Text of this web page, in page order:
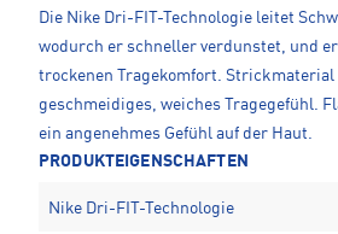
Die Nike Dri-FIT-Technologie leitet
wodurch er schneller verdunstet, und
trockenen Tragekomfort.
geschmeidiges, weiches Tragegefühl.
ein angenehmes Gefühl auf der Haut.
PRODUKTEIGENSCHAFTEN
Nike Dri-FIT-Technologie